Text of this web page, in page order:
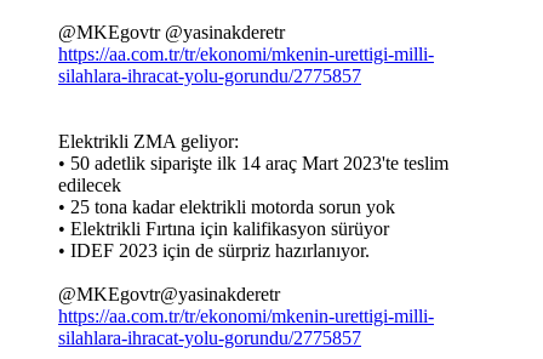
@MKEgovtr @yasinakderetr
https://aa.com.tr/tr/ekonomi/mkenin-urettigi-milli-
silahlara-ihracat-yolu-gorundu/2775857
Elektrikli ZMA geliyor:
• 50 adetlik siparişte ilk 14 araç Mart 2023'te teslim
edilecek
• 25 tona kadar elektrikli motorda sorun yok
• Elektrikli Fırtına için kalifikasyon sürüyor
• IDEF 2023 için de sürpriz hazırlanıyor.
@MKEgovtr@yasinakderetr
https://aa.com.tr/tr/ekonomi/mkenin-urettigi-milli-
silahlara-ihracat-yolu-gorundu/2775857